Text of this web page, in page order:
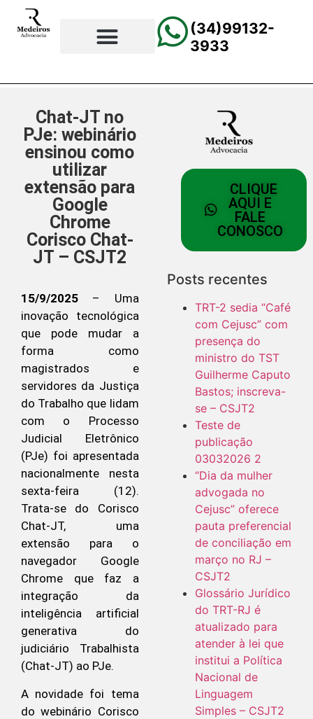
(34)99132-
3933
Chat-JT no
PJe: webinário
ensinou como
utilizar
extensão para
Google
Chrome
Corisco Chat-
JT – CSJT2
15/9/2025 – Uma
inovação tecnológica
que pode mudar a
forma como
magistrados e
servidores da Justiça
do Trabalho que lidam
com o Processo
Judicial Eletrônico
(PJe) foi apresentada
nacionalmente nesta
sexta-feira (12).
Trata-se do Corisco
Chat-JT, uma
extensão para o
navegador Google
Chrome que faz a
integração da
inteligência artificial
generativa do
judiciário Trabalhista
(Chat-JT) ao PJe.
A novidade foi tema
do webinário Corisco
CLIQUE
AQUI E
FALE
CONOSCO
Posts recentes
TRT-2 sedia “Café
com Cejusc” com
presença do
ministro do TST
Guilherme Caputo
Bastos; inscreva-
se – CSJT2
Teste de
publicação
03032026 2
“Dia da mulher
advogada no
Cejusc” oferece
pauta preferencial
de conciliação em
março no RJ –
CSJT2
Glossário Jurídico
do TRT-RJ é
atualizado para
atender à lei que
institui a Política
Nacional de
Linguagem
Simples – CSJT2